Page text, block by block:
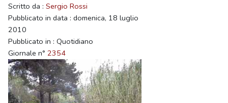
Scritto da : Sergio Rossi
Pubblicato in data : domenica, 18 luglio
2010
Pubblicato in : Quotidiano
Giornale n° 2354